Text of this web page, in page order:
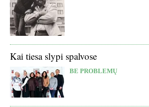
Kai tiesa slypi spalvose
BE PROBLEMŲ